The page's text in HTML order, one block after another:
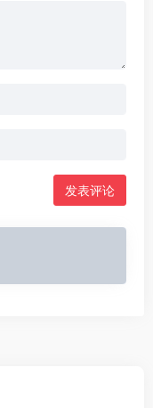
发表评论